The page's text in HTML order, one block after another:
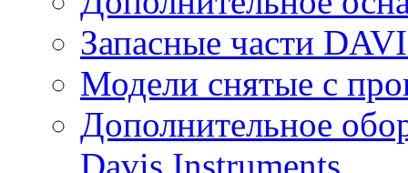
Запасные части
Модели снятые с
Дополнительное
Davis Instruments